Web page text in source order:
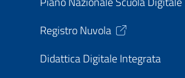
Registro Nuvola
Didattica Digitale Integrata